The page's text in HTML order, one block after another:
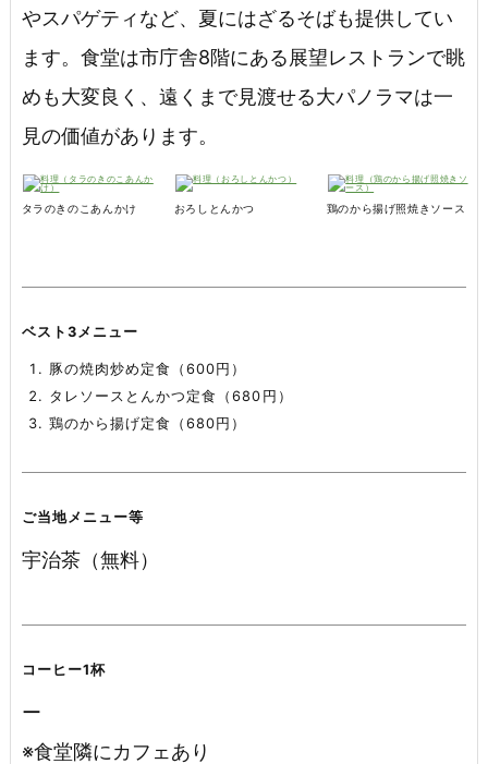
やスパゲティなど、夏にはざるそばも提供してい
ます。食堂は市庁舎8階にある展望レストランで眺
めも大変良く、遠くまで見渡せる大パノラマは一
見の価値があります。
タラのきのこあんかけ おろしとんかつ 鶏のから揚げ照焼きソース
ベスト3メニュー
豚の焼肉炒め定食（600円）
タレソースとんかつ定食（680円）
鶏のから揚げ定食（680円）
ご当地メニュー等
宇治茶（無料）
コーヒー1杯
ー
※食堂隣にカフェあり